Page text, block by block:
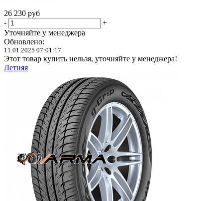
26 230 руб
-
+
Уточняйте у менеджера
Обновлено:
11.01.2025 07:01:17
Этот товар купить нельзя, уточняйте у менеджера!
Летняя